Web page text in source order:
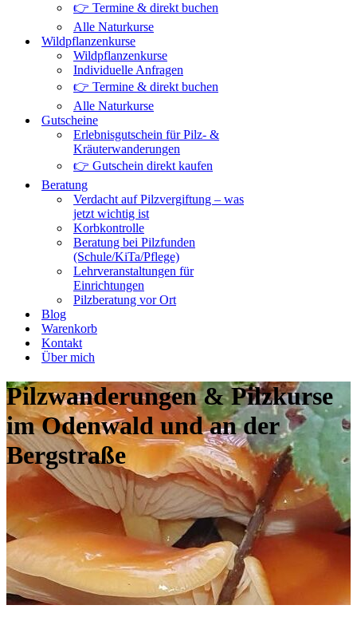
👉 Termine & direkt buchen
Alle Naturkurse
Wildpflanzenkurse
Wildpflanzenkurse
Individuelle Anfragen
👉 Termine & direkt buchen
Alle Naturkurse
Gutscheine
Erlebnisgutschein für Pilz- &
Kräuterwanderungen
👉 Gutschein direkt kaufen
Beratung
Verdacht auf Pilzvergiftung – was
jetzt wichtig ist
Korbkontrolle
Beratung bei Pilzfunden
(Schule/KiTa/Pflege)
Lehrveranstaltungen für
Einrichtungen
Pilzberatung vor Ort
Blog
Warenkorb
Kontakt
Über mich
Pilzwanderungen & Pilzkurse
im Odenwald und an der
Bergstraße